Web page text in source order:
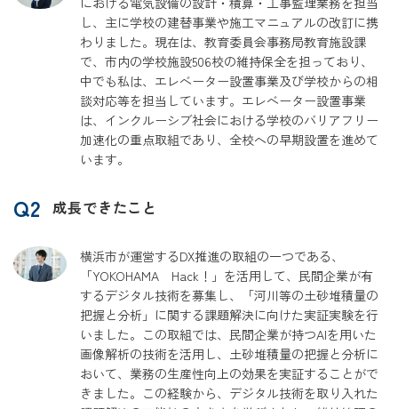
し、主に学校の建替事業や施工マニュアルの改訂に携
わりました。現在は、教育委員会事務局教育施設課
で、市内の学校施設506校の維持保全を担っており、
中でも私は、エレベーター設置事業及び学校からの相
談対応等を担当しています。エレベーター設置事業
は、インクルーシブ社会における学校のバリアフリー
加速化の重点取組であり、全校への早期設置を進めて
います。
Q2 成長できたこと
横浜市が運営するDX推進の取組の一つである、
「YOKOHAMA Hack！」を活用して、民間企業が有
するデジタル技術を募集し、「河川等の土砂堆積量の
把握と分析」に関する課題解決に向けた実証実験を行
いました。この取組では、民間企業が持つAIを用いた
画像解析の技術を活用し、土砂堆積量の把握と分析に
おいて、業務の生産性向上の効果を実証することがで
きました。この経験から、デジタル技術を取り入れた